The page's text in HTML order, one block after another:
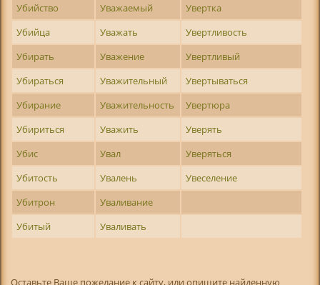
Убийство
Уважаемый
Увертка
Убийца
Уважать
Увертливость
Убирать
Уважение
Увертливый
Убираться
Уважительный
Увертываться
Убирание
Уважительность
Увертюра
Убириться
Уважить
Уверять
Убис
Увал
Уверяться
Убитость
Увалень
Увеселение
Убитрон
Уваливание
Убитый
Уваливать
Оставьте Ваше пожелание к сайту, или опишите найденную